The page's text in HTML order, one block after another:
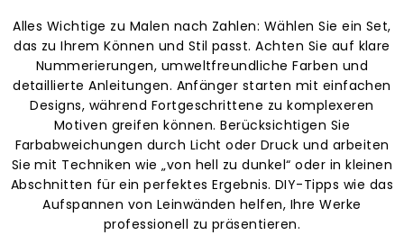
Alles Wichtige zu Malen nach Zahlen: Wählen Sie ein Set,
das zu Ihrem Können und Stil passt. Achten Sie auf klare
Nummerierungen, umweltfreundliche Farben und
detaillierte Anleitungen. Anfänger starten mit einfachen
Designs, während Fortgeschrittene zu komplexeren
Motiven greifen können. Berücksichtigen Sie
Farbabweichungen durch Licht oder Druck und arbeiten
Sie mit Techniken wie „von hell zu dunkel“ oder in kleinen
Abschnitten für ein perfektes Ergebnis. DIY-Tipps wie das
Aufspannen von Leinwänden helfen, Ihre Werke
professionell zu präsentieren.